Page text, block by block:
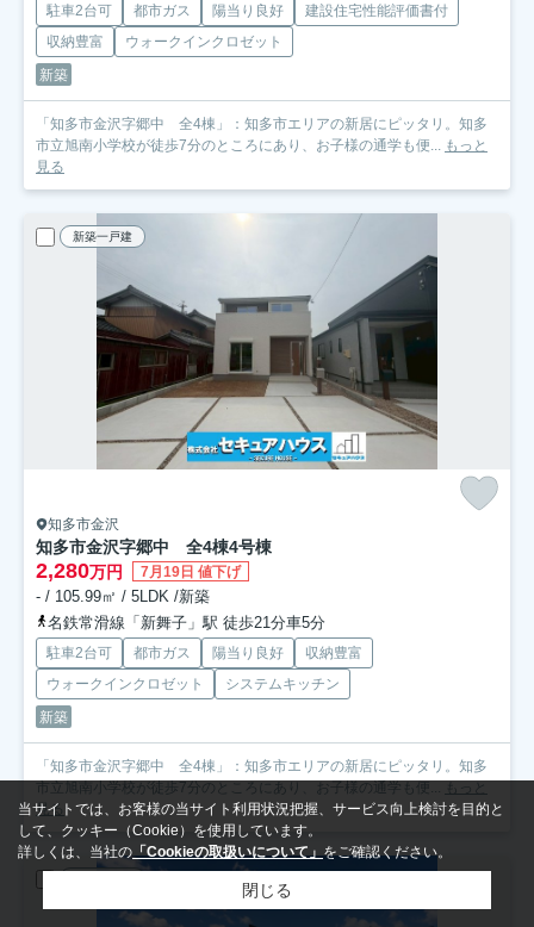
駐車2台可 都市ガス 陽当り良好
建設住宅性能評価書付
収納豊富
ウォークインクロゼット
新築
「知多市金沢字郷中 全4棟」：知多市エリアの新居にピッタリ。知多
市立旭南小学校が徒歩7分のところにあり、お子様の通学も便...
もっと
見る
新築一戸建
知多市金沢
知多市金沢字郷中 全4棟4号棟
2,280万円 7月19日 値下げ
- / 105.99㎡ / 5LDK /新築
名鉄常滑線「新舞子」駅 徒歩21分車5分
駐車2台可 都市ガス 陽当り良好
収納豊富
ウォークインクロゼット
システムキッチン
新築
「知多市金沢字郷中 全4棟」：知多市エリアの新居にピッタリ。知多
市立旭南小学校が徒歩7分のところにあり、お子様の通学も便... もっと
見る
当サイトでは、お客様の当サイト利用状況把握、サービス向上検討を目的と
して、クッキー（Cookie）を使用しています。
詳しくは、当社の「Cookieの取扱いについて」をご確認ください。
閉じる